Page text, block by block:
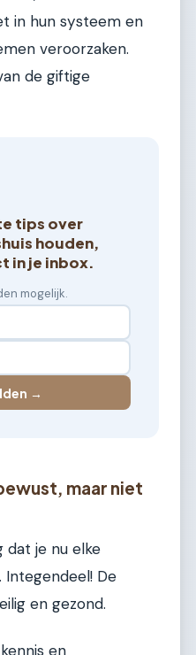
in hun systeem en
veroorzaken.
de giftige
tips over
houden,
in je inbox.
mogelijk.
→
maar niet
dat je nu elke
De
en gezond.
en